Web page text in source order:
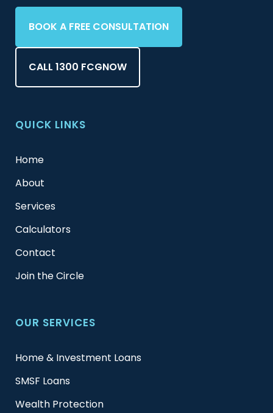
BOOK A FREE CONSULTATION
CALL 1300 FCGNOW
QUICK LINKS
Home
About
Services
Calculators
Contact
Join the Circle
OUR SERVICES
Home & Investment Loans
SMSF Loans
Wealth Protection